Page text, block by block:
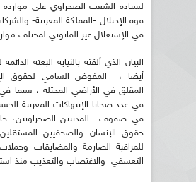
لسيادة الشعب الصحراوي على
قوة الإحتلال -المملكة المغربية-
في الإستغلال غير القانوني لمختلف
البيان الذي ألقته بالنيابة البعثة
أيضا ، المفوض السامي لحقوق
المقلق في الأراضي المحتلة ، سيما
في عدد ضحايا الإنتهاكات المغربية
في صفوف المدنيين الصحراويين،
حقوق الإنسان والصحفيين
للمراقبة الصارمة والمضايقات وحملات
التعسفي والاغتصاب والتعذيب منذ